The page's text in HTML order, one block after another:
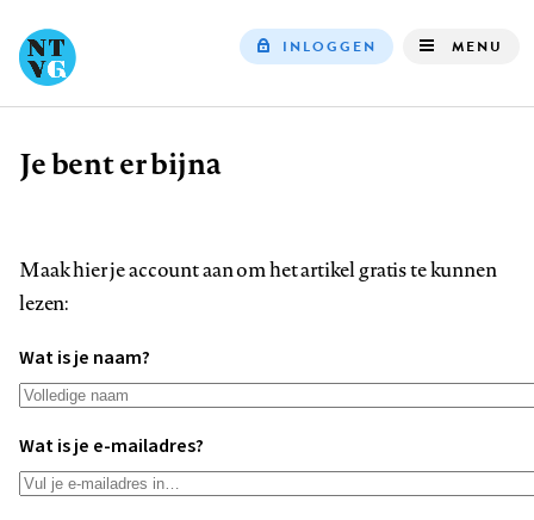
INLOGGEN MENU
Kruimelpad
Je bent er bijna
Maak hier je account aan om het artikel gratis te kunnen
lezen:
Wat is je naam?
Wat is je e-mailadres?